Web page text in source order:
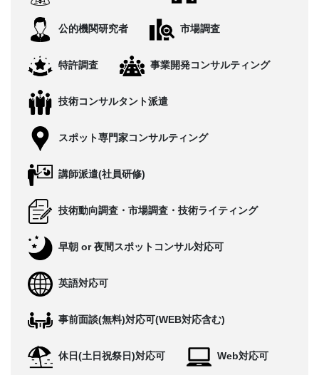
公的機関研究者 市場調査
特許調査 事業開発コンサルティング
技術コンサルタント派遣
スポット専門家コンサルティング
講師派遣(社員研修)
技術動向調査・市場調査・技術ライティング
早朝 or 夜間スポットコンサル対応可
英語対応可
事前面談(無料)対応可(WEB対応含む)
休日(土日祝祭日)対応可 Web対応可